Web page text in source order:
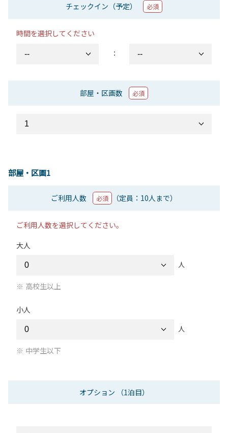
チェックイン（予定） 必須
時間を選択してください
：
部屋・区画数 必須
部屋・区画1
ご利用人数 必須 （定員：10人まで）
ご利用人数を選択してください。
大人
人
高校生以上
小人
人
中学生以下
オプション （1泊目）